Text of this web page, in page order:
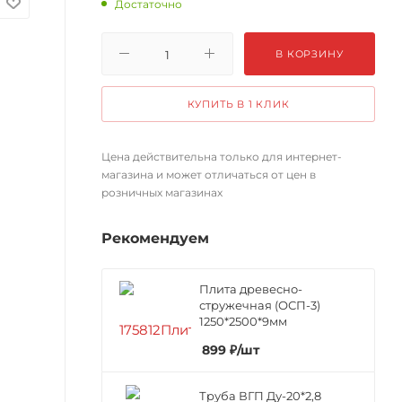
Достаточно
В КОРЗИНУ
КУПИТЬ В 1 КЛИК
Цена действительна только для интернет-
магазина и может отличаться от цен в
розничных магазинах
Рекомендуем
Плита древесно-
стружечная (ОСП-3)
1250*2500*9мм
899 ₽/шт
Труба ВГП Ду-20*2,8